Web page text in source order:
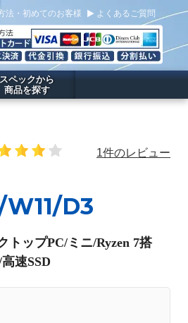
法・初めてのお客様 よくあるご質問
スペックから
商品を探す
D3
1件のレビュー
トップPC/ミニ/Ryzen 7搭
速SSD